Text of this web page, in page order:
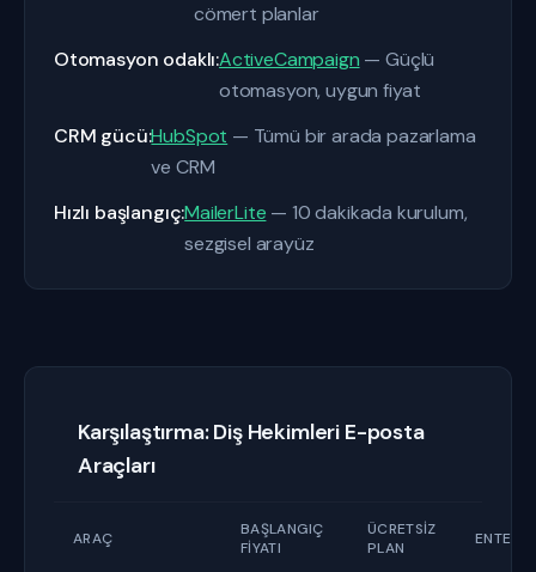
cömert planlar
Otomasyon odaklı:ActiveCampaign — Güçlü
otomasyon, uygun fiyat
CRM gücü:HubSpot — Tümü bir arada pazarlama
ve CRM
Hızlı başlangıç:MailerLite — 10 dakikada kurulum,
sezgisel arayüz
Karşılaştırma: Diş Hekimleri E-posta
Araçları
ARAÇ
BAŞLANGIÇ
FIYATI
ÜCRETSIZ
PLAN